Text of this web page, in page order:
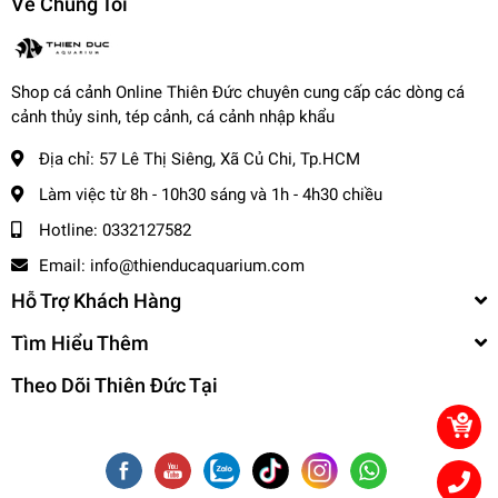
động trong ngành cá cảnh hơn 20 năm, nhận được
sự tin tưởng của hàng ngàn khách hàng.
nuôi dưỡng trong môi trường đạt chuẩn, đảm bảo
sức khỏe và màu sắc đẹp.
đánh giá tích cực về chất lượng cá, dịch vụ chăm sóc
tận tình, và giá cả hợp lý.
4. Cách để mua sản phẩm cá
cảnh tại trại Thiên Đức
thức sau:
Mua trực tiếp tại trại
Mua online
: Đặt hàng qua:
Website chính thức.cacanhthienduc.com
Shop cá cảnh Online Thiên Đức chuyên cung cấp các dòng cá
cảnh thủy sinh, tép cảnh, cá cảnh nhập khẩu
Địa chỉ: 57 Lê Thị Siêng, Xã Củ Chi, Tp.HCM
Làm việc từ 8h - 10h30 sáng và 1h - 4h30 chiều
Hotline: 0332127582
Email: info@thienducaquarium.com
Hỗ Trợ Khách Hàng
Tìm Hiểu Thêm
Theo Dõi Thiên Đức Tại